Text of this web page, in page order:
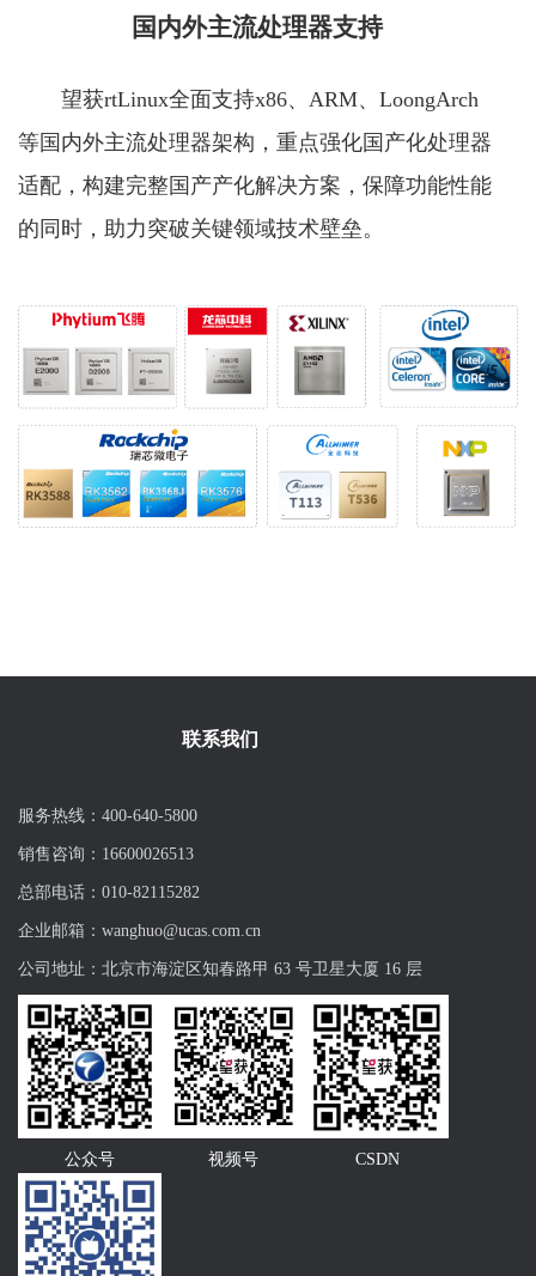
国内外主流处理器支持
望获rtLinux全面支持x86、ARM、LoongArch
等国内外主流处理器架构，重点强化国产化处理器
适配，构建完整国产产化解决方案，保障功能性能
的同时，助力突破关键领域技术壁垒。
联系我们
服务热线：400-640-5800
销售咨询：16600026513
总部电话：010-82115282
企业邮箱：wanghuo@ucas.com.cn
公司地址：北京市海淀区知春路甲 63 号卫星大厦 16 层
公众号 视频号 CSDN